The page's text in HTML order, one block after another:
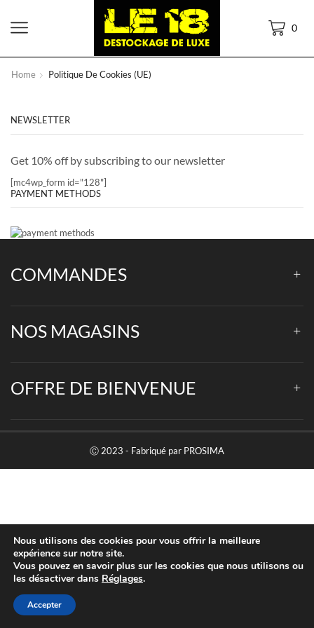
0
Home Politique De Cookies (UE)
NEWSLETTER
Get 10% off by subscribing to our newsletter
[mc4wp_form id="128"]
PAYMENT METHODS
COMMANDES
NOS MAGASINS
OFFRE DE BIENVENUE
Ⓒ 2023 - Fabriqué par PROSIMA
Nous utilisons des cookies pour vous offrir la meilleure
expérience sur notre site.
Vous pouvez en savoir plus sur les cookies que nous utilisons ou
les désactiver dans Réglages.
Accepter